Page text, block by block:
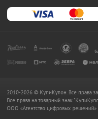
2010-2026 © КупиКупон. Все права
Все права на товарный знак
OOO «Агентство цифровых